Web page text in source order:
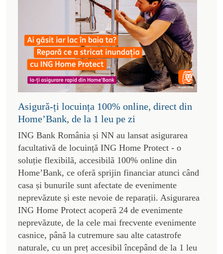
Asigură-ți locuința 100% online, direct din
Home’Bank, de la 1 leu pe zi
ING Bank România și NN au lansat asigurarea
facultativă de locuință ING Home Protect - o
soluție flexibilă, accesibilă 100% online din
Home’Bank, ce oferă sprijin financiar atunci când
casa și bunurile sunt afectate de evenimente
neprevăzute și este nevoie de reparații. Asigurarea
ING Home Protect acoperă 24 de evenimente
neprevăzute, de la cele mai frecvente evenimente
casnice, până la cutremure sau alte catastrofe
naturale, cu un preț accesibil începând de la 1 leu